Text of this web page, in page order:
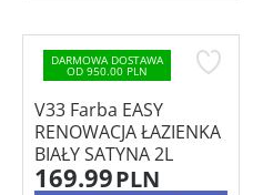
DARMOWA DOSTAWA
OD 950.00 PLN
V33 Farba EASY
RENOWACJA ŁAZIENKA
BIAŁY SATYNA 2L
169.99PLN